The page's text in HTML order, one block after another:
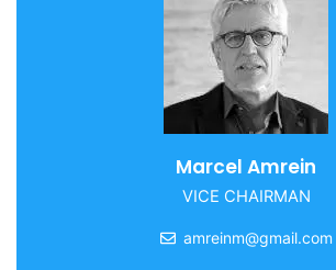
Marcel Amrein
VICE CHAIRMAN
amreinm@gmail.com